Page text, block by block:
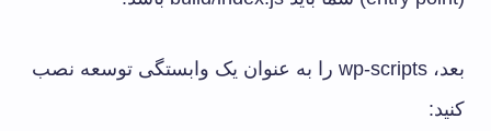
بعد، wp-scripts را به عنوان یک وابستگی توسعه نصب
کنید: